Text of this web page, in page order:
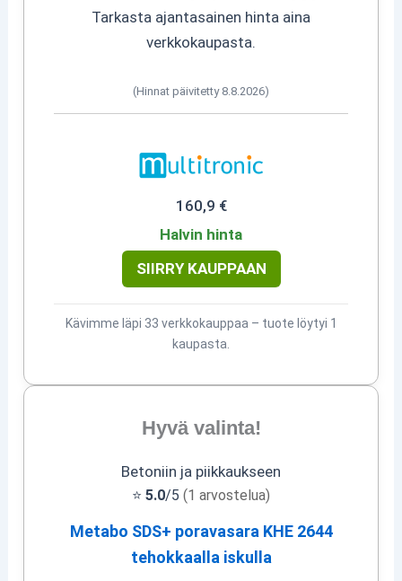
Tarkasta ajantasainen hinta aina
verkkokaupasta.
(Hinnat päivitetty 8.8.2026)
160,9 €
Halvin hinta
SIIRRY KAUPPAAN
Kävimme läpi 33 verkkokauppaa – tuote löytyi 1
kaupasta.
Hyvä valinta!
Betoniin ja piikkaukseen
⭐ 5.0/5 (1 arvostelua)
Metabo SDS+ poravasara KHE 2644
tehokkaalla iskulla